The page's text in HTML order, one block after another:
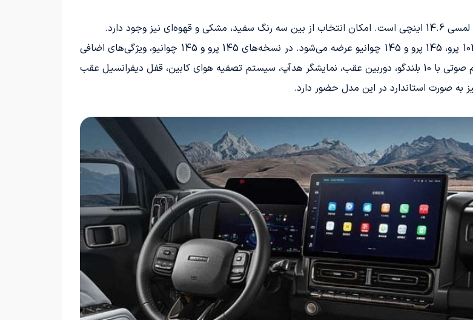
مدل 2024 از خودروی هیبرید Hi4 با چهار نسخه مختلف 102 ایر، 102 پرو، 145 پرو و 145 چوانیو عرضه می‌شود. در نسخه‌های 145 پرو و 145 چوانیو، ویژگی‌های اضافی
شامل چراغ‌های کمپینگ، گرمکن فرمان، دوربین ضبط وقایع، سیستم صوتی با 10 بلندگو، دوربین عقب، نمایشگر هدآپ، سیستم تصفیه هوای کابین، قفل دیفرانسیل عقب